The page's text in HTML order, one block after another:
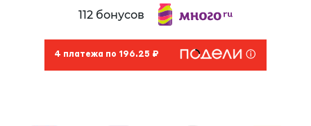
112 бонусов
4 платежа по 196.25 ₽